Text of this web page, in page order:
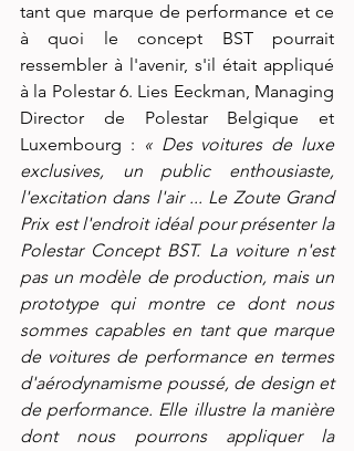
tant que marque de performance et ce
à quoi le concept BST pourrait
ressembler à l'avenir, s'il était appliqué
à la Polestar 6. Lies Eeckman, Managing
Director de Polestar Belgique et
Luxembourg : « Des voitures de luxe
exclusives, un public enthousiaste,
l'excitation dans l'air ... Le Zoute Grand
Prix est l'endroit idéal pour présenter la
Polestar Concept BST. La voiture n'est
pas un modèle de production, mais un
prototype qui montre ce dont nous
sommes capables en tant que marque
de voitures de performance en termes
d'aérodynamisme poussé, de design et
de performance. Elle illustre la manière
dont nous pourrons appliquer la